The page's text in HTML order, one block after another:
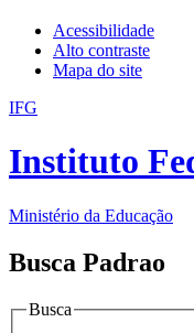
Acessibilidade
Alto contraste
Mapa do site
IFG
Instituto
Ministério da Educação
Busca Padrao
Busca